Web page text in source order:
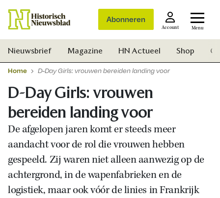
Abonneren
Account Menu
Nieuwsbrief Magazine HN Actueel Shop
Home D-Day Girls: vrouwen bereiden landing voor
D-Day Girls: vrouwen
bereiden landing voor
De afgelopen jaren komt er steeds meer
aandacht voor de rol die vrouwen hebben
gespeeld. Zij waren niet alleen aanwezig op de
achtergrond, in de wapenfabrieken en de
logistiek, maar ook vóór de linies in Frankrijk